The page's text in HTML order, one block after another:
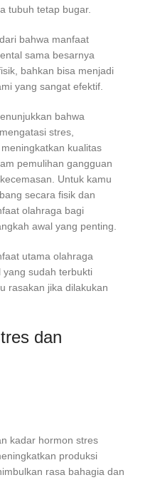
tubuh tetap bugar.
bahwa manfaat
sama besarnya
bahkan bisa menjadi
yang sangat efektif.
bahwa
stres,
kualitas
pemulihan gangguan
Untuk kamu
secara fisik dan
olahraga bagi
awal yang penting.
utama olahraga
sudah terbukti
rasakan jika dilakukan
dan
kadar hormon stres
produksi
rasa bahagia dan